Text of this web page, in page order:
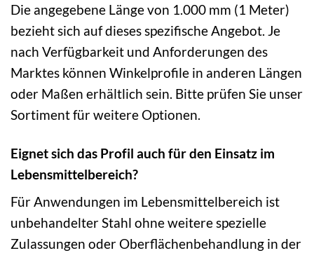
Die angegebene Länge von 1.000 mm (1 Meter)
bezieht sich auf dieses spezifische Angebot. Je
nach Verfügbarkeit und Anforderungen des
Marktes können Winkelprofile in anderen Längen
oder Maßen erhältlich sein. Bitte prüfen Sie unser
Sortiment für weitere Optionen.
Eignet sich das Profil auch für den Einsatz im
Lebensmittelbereich?
Für Anwendungen im Lebensmittelbereich ist
unbehandelter Stahl ohne weitere spezielle
Zulassungen oder Oberflächenbehandlung in der